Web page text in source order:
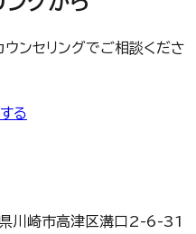
ンセリングでご相談くださ
る
川崎市高津区溝口2-6-31